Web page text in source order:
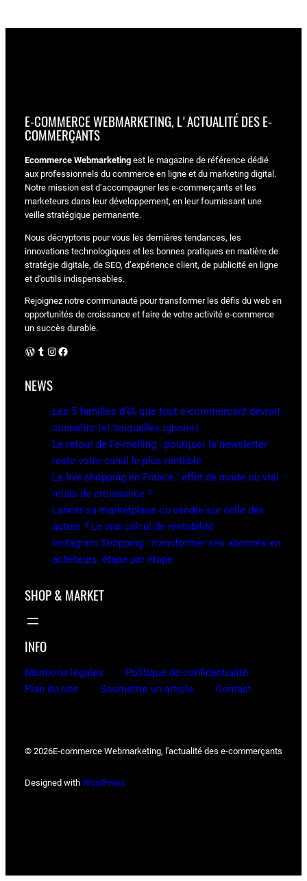
E-COMMERCE WEBMARKETING, L'ACTUALITÉ DES E-
COMMERÇANTS
Ecommerce Webmarketing est le magazine de référence dédié
aux professionnels du commerce en ligne et du marketing digital.
Notre mission est d’accompagner les e-commerçants et les
marketeurs dans leur développement, en leur fournissant une
veille stratégique permanente.
Nous décryptons pour vous les dernières tendances, les
innovations technologiques et les bonnes pratiques en matière de
stratégie digitale, de SEO, d’expérience client, de publicité en ligne
et d’outils indispensables.
Rejoignez notre communauté pour transformer les défis du web en
opportunités de croissance et faire de votre activité e-commerce
un succès durable.
WordPress Instagram Facebook
NEWS
Les 5 familles d’IA que tout e-commerçant devrait
connaître (et lesquelles ignorer)
Le retour de l’e-mailing : pourquoi la newsletter
reste votre canal le plus rentable
Le live shopping en France : effet de mode ou vrai
relais de croissance ?
Lancer sa marketplace ou vendre sur celle des
autres ? Le vrai calcul de rentabilité
Instagram Shopping : transformer ses abonnés en
acheteurs, étape par étape
SHOP & MARKET
INFO
Mentions légales
Politique de confidentialité
Plan du site
Soumettre un article Contact
© 2026E-commerce Webmarketing, l'actualité des e-commerçants
Designed with WordPress